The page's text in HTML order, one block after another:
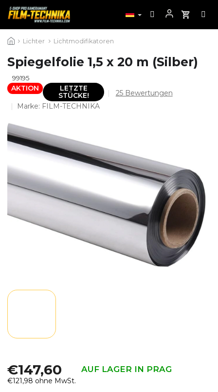
Inhalt Lichter Lichtmodifikatoren
Spiegelfolie 1,5 x 20 m (Silber)
99195
AKTION
LETZTE
STÜCKE!
Die
Sternen.
25 Bewertungen
Marke: FILM-TECHNIKA
€147,60 AUF LAGER IN PRAG
€121,98 ohne MwSt.